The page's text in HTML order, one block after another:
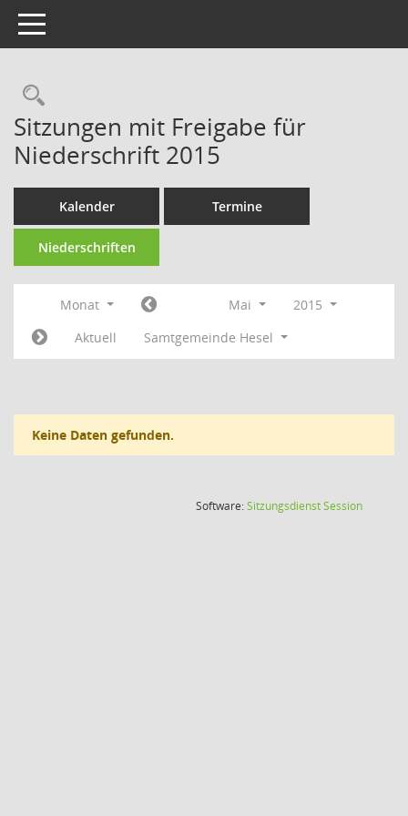
Toggle navigation
Rechercheauswahl
Sitzungen mit Freigabe für
Niederschrift 2015
Kalender Termine
Niederschriften
Monat Mai
2015
Aktuell
Samtgemeinde Hesel
Keine Daten gefunden.
Software:SitzungsdienstSession(Wird in